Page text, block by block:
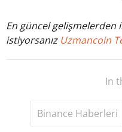
En güncel gelişmelerden
istiyorsanız Uzmancoin
In
Binance Haberleri